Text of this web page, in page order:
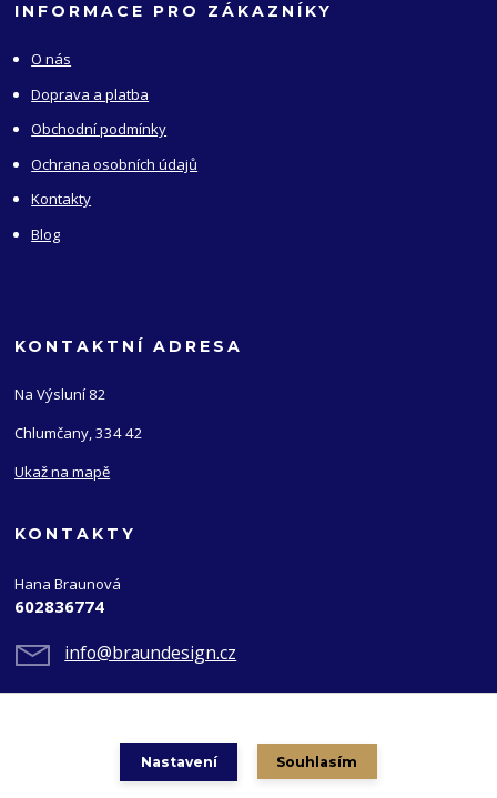
INFORMACE PRO ZÁKAZNÍKY
O nás
Doprava a platba
Obchodní podmínky
Ochrana osobních údajů
Kontakty
Blog
KONTAKTNÍ ADRESA
Na Výsluní 82
Chlumčany, 334 42
Ukaž na mapě
KONTAKTY
Hana Braunová
602836774
info@braundesign.cz
Nastavení Souhlasím